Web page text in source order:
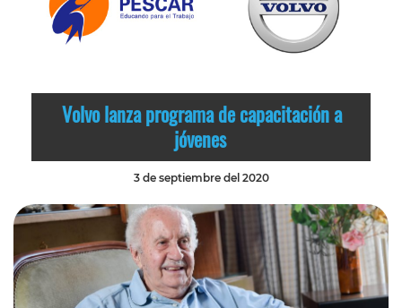
Volvo lanza programa de capacitación a
jóvenes
3 de septiembre del 2020